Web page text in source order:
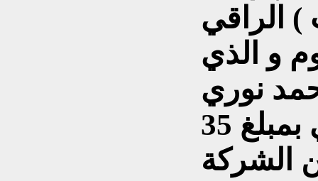
الراقي
و الذي
في عام 2007 أحمد نوري
المالكي نجل الرفيق نوري بمبلغ 35
الشركة